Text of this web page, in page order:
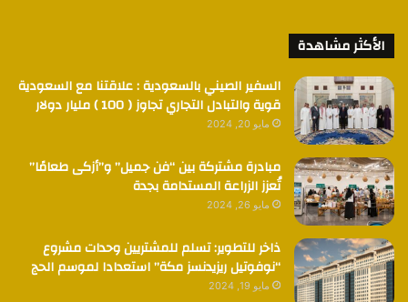
الأكثر مشاهدة
السفير الصيني بالسعودية : علاقتنا مع السعودية
قوية والتبادل التجاري تجاوز ( 100 ) مليار دولار
مايو 20, 2024
مبادرة مشتركة بين “فن جميل” و”أزكى طعامًا”
تُعزز الزراعة المستدامة بجدة
مايو 26, 2024
ذاخر للتطوير: تسلم للمشتريين وحدات مشروع
“نوفوتيل ريزيدنسز مكة” استعدادا لموسم الحج
مايو 19, 2024